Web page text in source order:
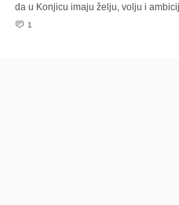
da u Konjicu imaju želju, volju i
1